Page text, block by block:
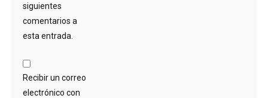
siguientes
comentarios a
esta entrada.
Recibir un correo
electrónico con